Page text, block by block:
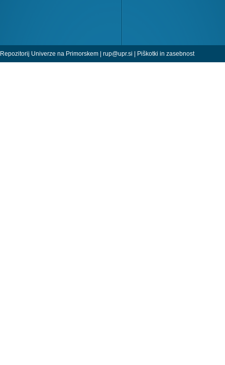
Repozitorij Univerze na Primorskem | rup@upr.si | Piškotki in zasebnost